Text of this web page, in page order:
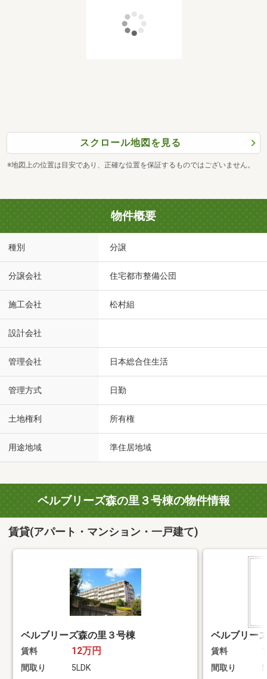
スクロール地図を見る
※地図上の位置は目安であり、正確な位置を保証するものではございません。
物件概要
種別 分譲
分譲会社 住宅都市整備公団
施工会社 松村組
設計会社
管理会社 日本総合住生活
管理方式 日勤
土地権利 所有権
用途地域 準住居地域
ベルブリーズ森の里３号棟の物件情報
賃貸(アパート・マンション・一戸建て)
ベルブリーズ森の里３号棟
賃料 12万円
間取り
5LDK
ベルブリー
賃料
間取り